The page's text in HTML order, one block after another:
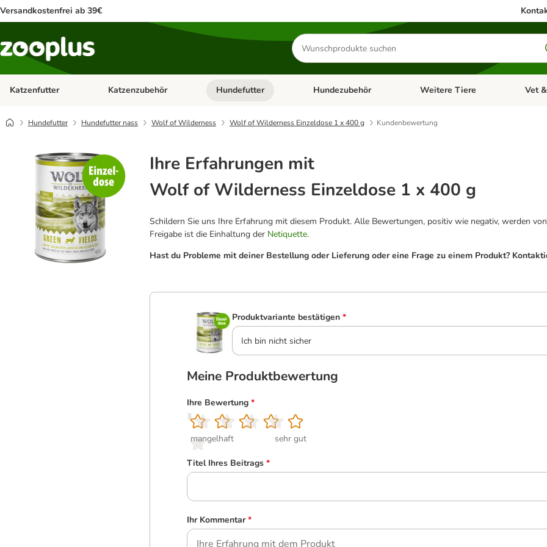
Versandkostenfrei ab 39€
Produkte
suchen
Katzenfutter Kategorie-Menü öffnen: Katzenfutter
Katzenzubehör Kategorie-Menü öffnen: Katzenzubehör
Hundefutter Kategorie-Menü öffnen: Hundefutter
Hundezubehör Kategorie-Menü öffnen:
Weitere Tiere Vet
Hundefutter Hundefutter nass Wolf of Wilderness Wolf of Wilderness Einzeldose 1 x 400 g Kundenbewertung
Ihre Erfahrungen mit
Wolf of Wilderness Einzeldose 1 x 400 g
Schildern Sie uns Ihre Erfahrung mit diesem Produkt. Alle Bewertungen, positiv wie negativ, werden
Freigabe ist die Einhaltung der Netiquette.
Hast du Probleme mit deiner Bestellung oder Lieferung oder eine Frage zu einem Produkt?
Produktvariante bestätigen *
Ich bin nicht sicher
Meine Produktbewertung
Ihre Bewertung *
1
mangelhaft
2
3
4
5
sehr gut
Titel Ihres Beitrags *
Ihr Kommentar *